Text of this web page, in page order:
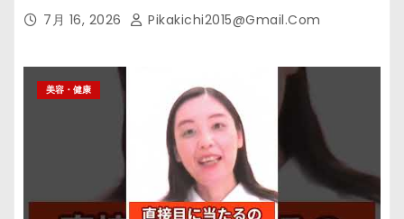
7月 16, 2026 Pikakichi2015@gmail.com
美容・健康